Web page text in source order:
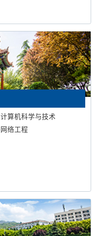
计算机科学与技术
网络工程